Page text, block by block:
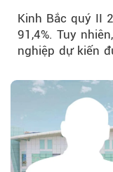
Kinh Bắc quý II
91,4%. Tuy
nghiệp dự kiến